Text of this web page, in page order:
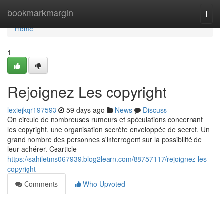
bookmarkmargin
Home
Home
1
Rejoignez Les copyright
lexiejkqr197593 59 days ago News
Discuss
On circule de nombreuses rumeurs et spéculations concernant
les copyright, une organisation secrète enveloppée de secret. Un
grand nombre des personnes s'interrogent sur la possibilité de
leur adhérer. Cearticle
https://sahiletms067939.blog2learn.com/88757117/rejoignez-les-
copyright
Comments
Who Upvoted